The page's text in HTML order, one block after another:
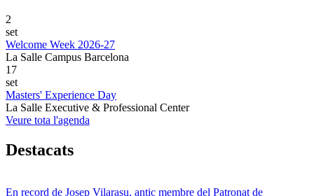
2
set
Welcome Week 2026-27
La Salle Campus Barcelona
17
set
Masters' Experience Day
La Salle Executive & Professional Center
Veure tota l'agenda
Destacats
En record de Josep Vilarasu, antic membre del Patronat de